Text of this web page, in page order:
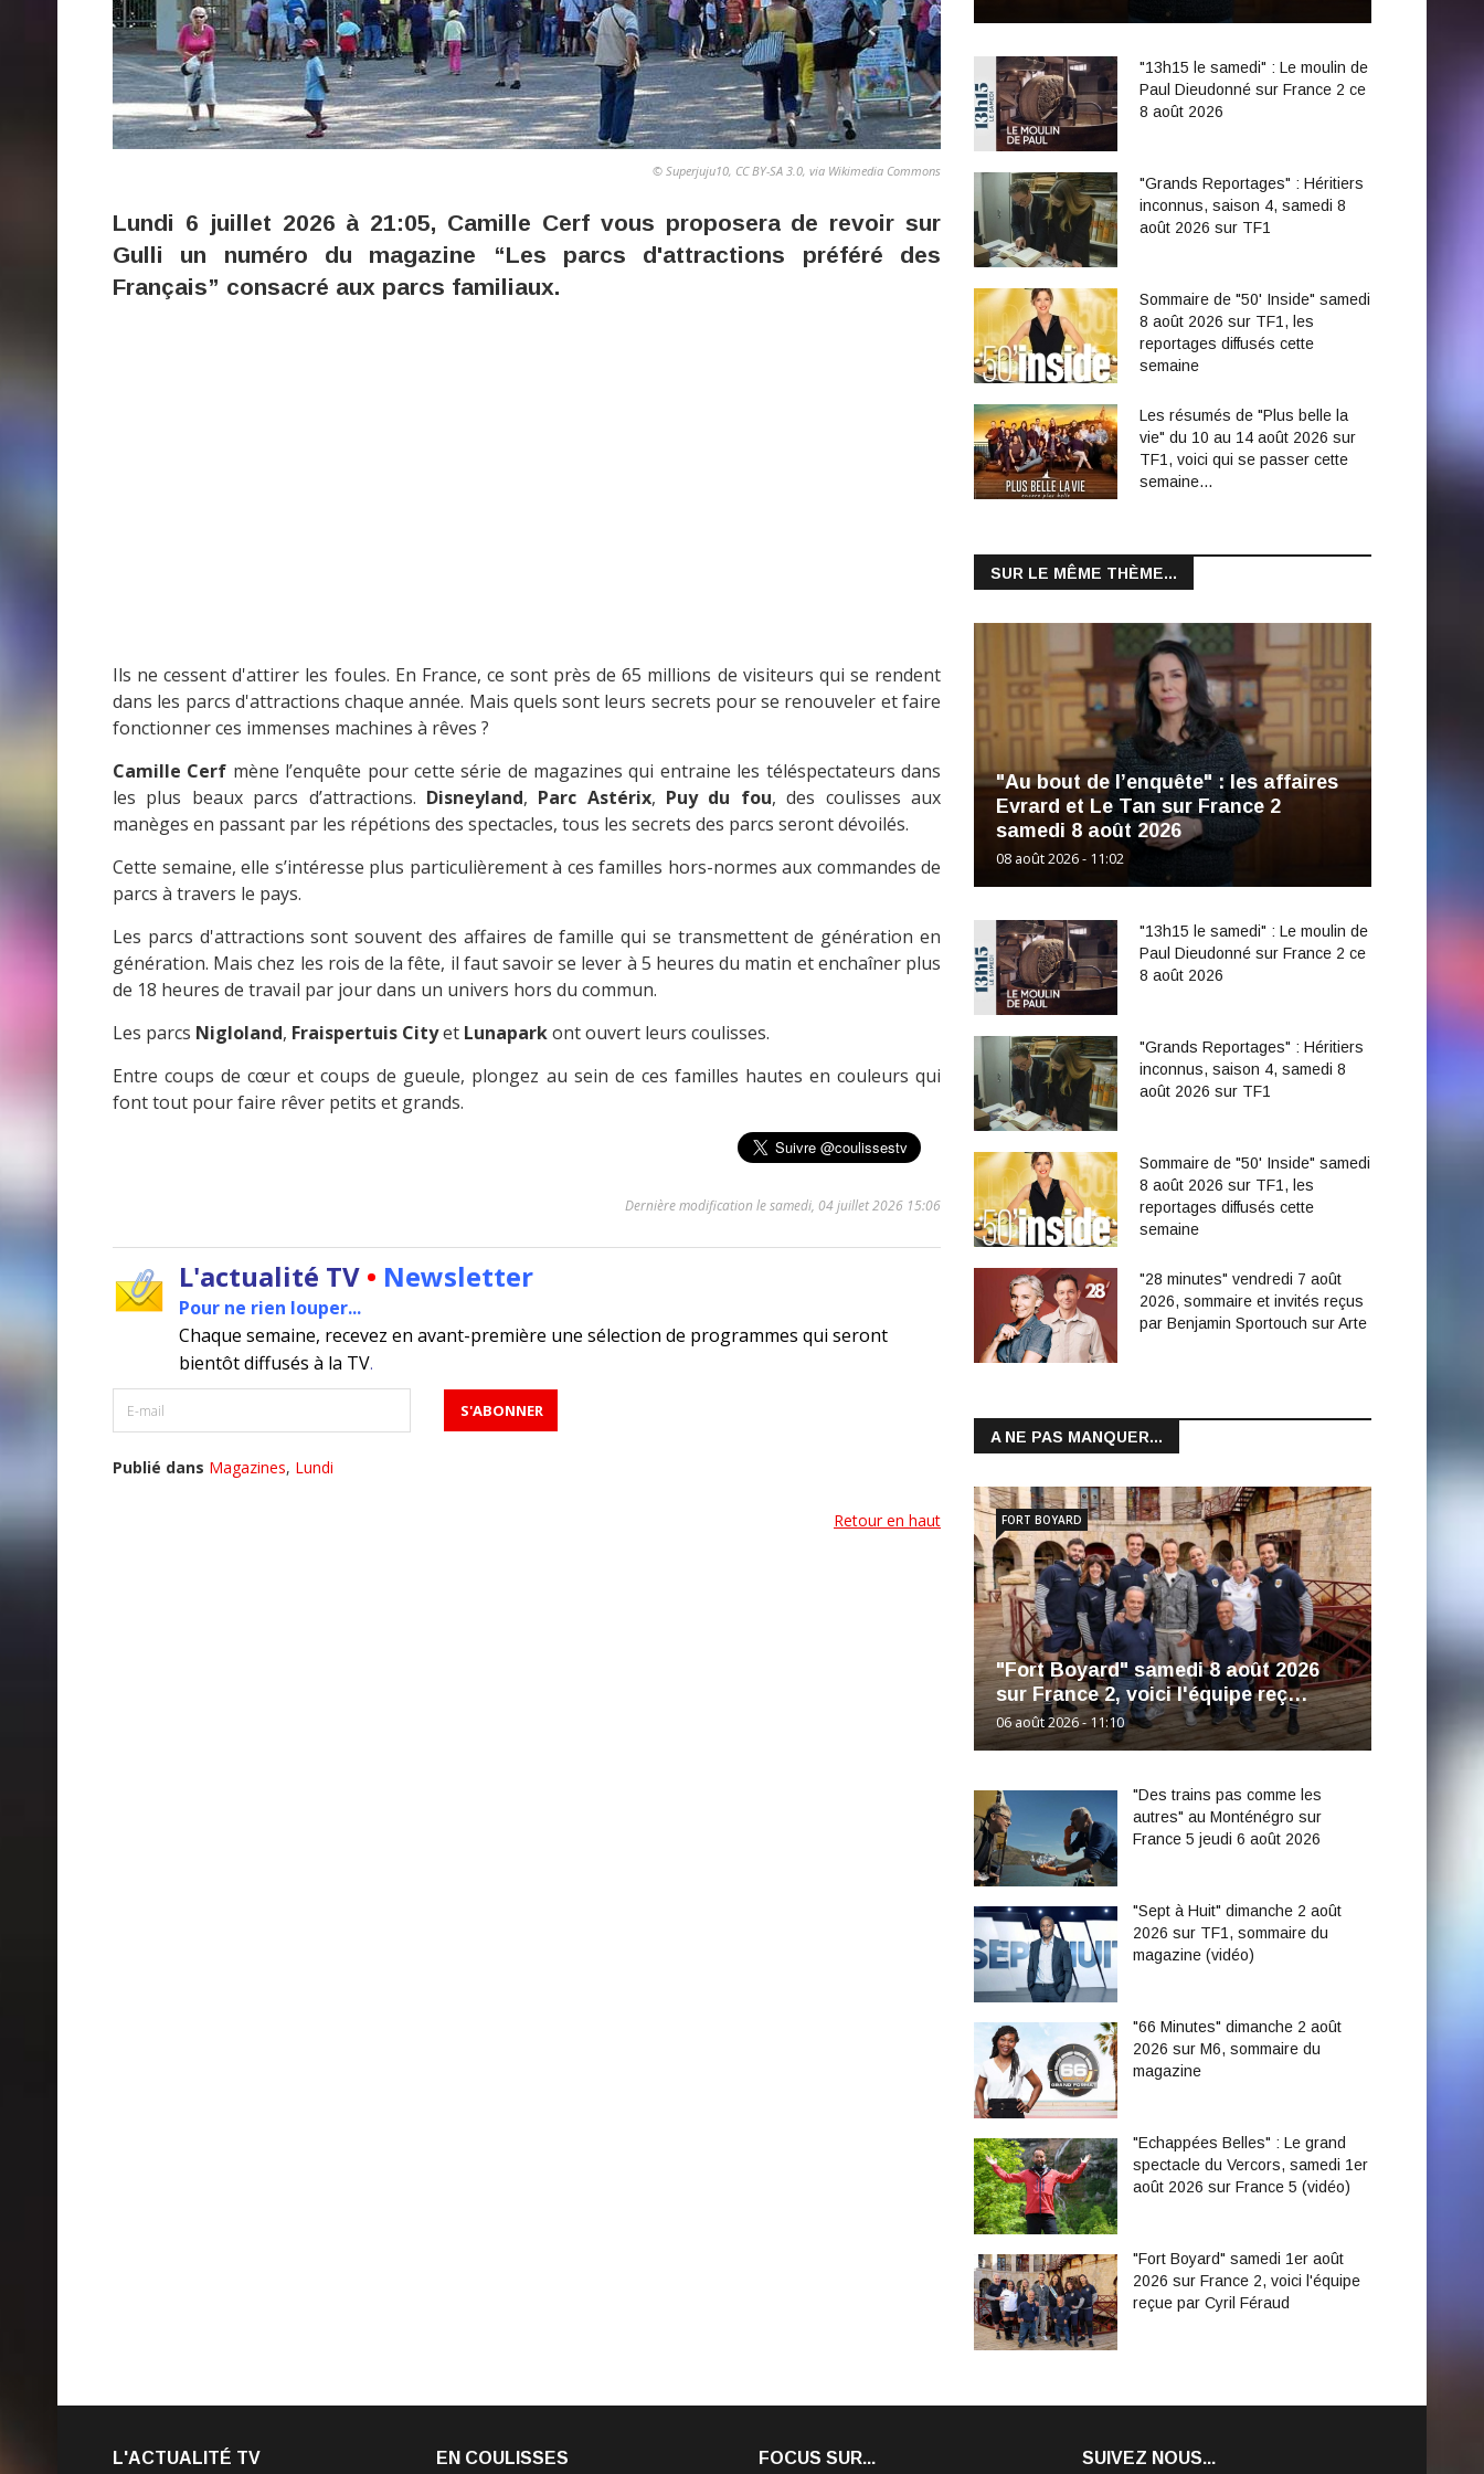
© Superjuju10, CC BY-SA 3.0, via Wikimedia Commons
Lundi 6 juillet 2026 à 21:05, Camille Cerf vous proposera de revoir sur
Gulli un numéro du magazine “Les parcs d'attractions préféré des
Français” consacré aux parcs familiaux.
Ils ne cessent d'attirer les foules. En France, ce sont près de 65 millions de visiteurs qui se rendent
dans les parcs d'attractions chaque année. Mais quels sont leurs secrets pour se renouveler et faire
fonctionner ces immenses machines à rêves ?
Camille Cerf mène l’enquête pour cette série de magazines qui entraine les téléspectateurs dans
les plus beaux parcs d’attractions. Disneyland, Parc Astérix, Puy du fou, des coulisses aux
manèges en passant par les répétions des spectacles, tous les secrets des parcs seront dévoilés.
Cette semaine, elle s’intéresse plus particulièrement à ces familles hors-normes aux commandes de
parcs à travers le pays.
Les parcs d'attractions sont souvent des affaires de famille qui se transmettent de génération en
génération. Mais chez les rois de la fête, il faut savoir se lever à 5 heures du matin et enchaîner plus
de 18 heures de travail par jour dans un univers hors du commun.
Les parcs Nigloland, Fraispertuis Cityet Lunaparkont ouvert leurs coulisses.
Entre coups de cœur et coups de gueule, plongez au sein de ces familles hautes en couleurs qui
font tout pour faire rêver petits et grands.
Dernière modification le samedi, 04 juillet 2026 15:06
L'actualité TV • Newsletter
Pour ne rien louper...
Chaque semaine, recevez en avant-première une sélection de programmes qui seront
bientôt diffusés à la TV.
Publié dans Magazines, Lundi
Retour en haut
"13h15 le samedi" : Le moulin de
Paul Dieudonné sur France 2 ce
8 août 2026
"Grands Reportages" : Héritiers
inconnus, saison 4, samedi 8
août 2026 sur TF1
Sommaire de "50' Inside" samedi
8 août 2026 sur TF1, les
reportages diffusés cette
semaine
Les résumés de "Plus belle la
vie" du 10 au 14 août 2026 sur
TF1, voici qui se passer cette
semaine...
SUR LE MÊME THÈME...
"Au bout de l’enquête" : les affaires
Evrard et Le Tan sur France 2
samedi 8 août 2026
08 août 2026 - 11:02
"13h15 le samedi" : Le moulin de
Paul Dieudonné sur France 2 ce
8 août 2026
"Grands Reportages" : Héritiers
inconnus, saison 4, samedi 8
août 2026 sur TF1
Sommaire de "50' Inside" samedi
8 août 2026 sur TF1, les
reportages diffusés cette
semaine
"28 minutes" vendredi 7 août
2026, sommaire et invités reçus
par Benjamin Sportouch sur Arte
A NE PAS MANQUER...
"Fort Boyard" samedi 8 août 2026
sur France 2, voici l'équipe reç…
06 août 2026 - 11:10
FORT BOYARD
"Des trains pas comme les
autres" au Monténégro sur
France 5 jeudi 6 août 2026
"Sept à Huit" dimanche 2 août
2026 sur TF1, sommaire du
magazine (vidéo)
"66 Minutes" dimanche 2 août
2026 sur M6, sommaire du
magazine
"Echappées Belles" : Le grand
spectacle du Vercors, samedi 1er
août 2026 sur France 5 (vidéo)
"Fort Boyard" samedi 1er août
2026 sur France 2, voici l'équipe
reçue par Cyril Féraud
L'ACTUALITÉ TV EN COULISSES FOCUS SUR... SUIVEZ NOUS...